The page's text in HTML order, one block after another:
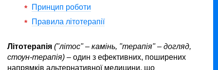
Принцип роботи
Правила літотерапії
Літотерапія ("літос" – камінь, "терапія" – догляд,
стоун-терапія) – один з ефективних, поширених
напрямків альтернативної медицини, що